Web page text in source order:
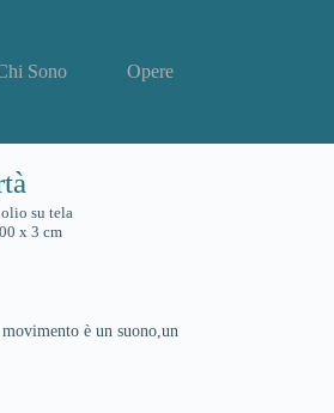
Sono Opere
su tela
x 3 cm
è un suono,un